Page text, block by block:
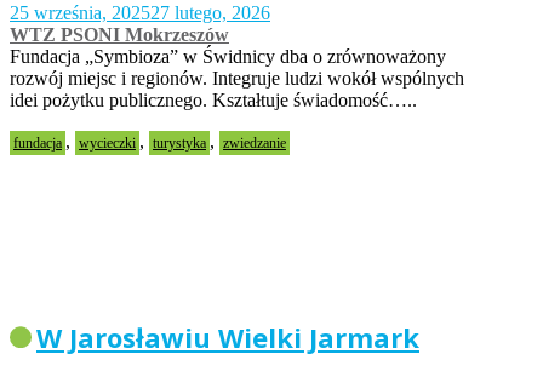
25 września, 202527 lutego, 2026
WTZ PSONI Mokrzeszów
Fundacja „Symbioza” w Świdnicy dba o zrównoważony
rozwój miejsc i regionów. Integruje ludzi wokół wspólnych
idei pożytku publicznego. Kształtuje świadomość…..
fundacja , wycieczki , turystyka , zwiedzanie
W Jarosławiu Wielki Jarmark